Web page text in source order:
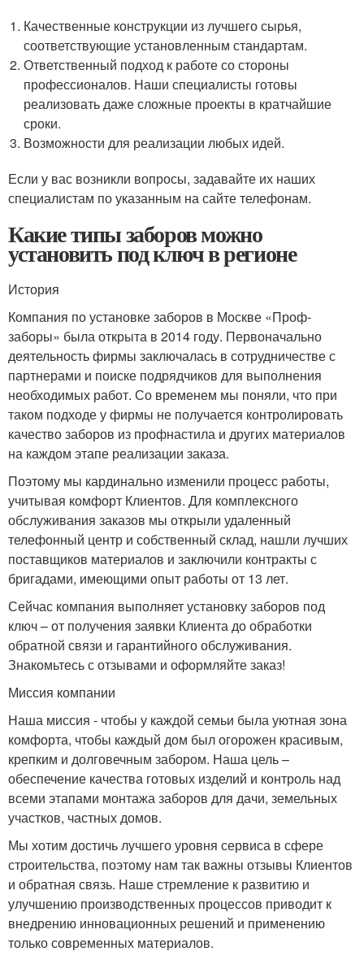
Качественные конструкции из лучшего сырья,
соответствующие установленным стандартам.
Ответственный подход к работе со стороны
профессионалов. Наши специалисты готовы
реализовать даже сложные проекты в кратчайшие
сроки.
Возможности для реализации любых идей.
Если у вас возникли вопросы, задавайте их наших
специалистам по указанным на сайте телефонам.
Какие типы заборов можно
установить под ключ в регионе
История
Компания по установке заборов в Москве «Проф-
заборы» была открыта в 2014 году. Первоначально
деятельность фирмы заключалась в сотрудничестве с
партнерами и поиске подрядчиков для выполнения
необходимых работ. Со временем мы поняли, что при
таком подходе у фирмы не получается контролировать
качество заборов из профнастила и других материалов
на каждом этапе реализации заказа.
Поэтому мы кардинально изменили процесс работы,
учитывая комфорт Клиентов. Для комплексного
обслуживания заказов мы открыли удаленный
телефонный центр и собственный склад, нашли лучших
поставщиков материалов и заключили контракты с
бригадами, имеющими опыт работы от 13 лет.
Сейчас компания выполняет установку заборов под
ключ – от получения заявки Клиента до обработки
обратной связи и гарантийного обслуживания.
Знакомьтесь с отзывами и оформляйте заказ!
Миссия компании
Наша миссия - чтобы у каждой семьи была уютная зона
комфорта, чтобы каждый дом был огорожен красивым,
крепким и долговечным забором. Наша цель –
обеспечение качества готовых изделий и контроль над
всеми этапами монтажа заборов для дачи, земельных
участков, частных домов.
Мы хотим достичь лучшего уровня сервиса в сфере
строительства, поэтому нам так важны отзывы Клиентов
и обратная связь. Наше стремление к развитию и
улучшению производственных процессов приводит к
внедрению инновационных решений и применению
только современных материалов.